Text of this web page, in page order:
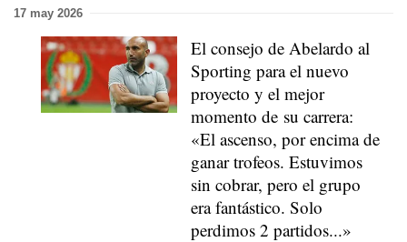
17 may 2026
El consejo de Abelardo al
Sporting para el nuevo
proyecto y el mejor
momento de su carrera:
«El ascenso, por encima de
ganar trofeos. Estuvimos
sin cobrar, pero el grupo
era fantástico. Solo
perdimos 2 partidos...»